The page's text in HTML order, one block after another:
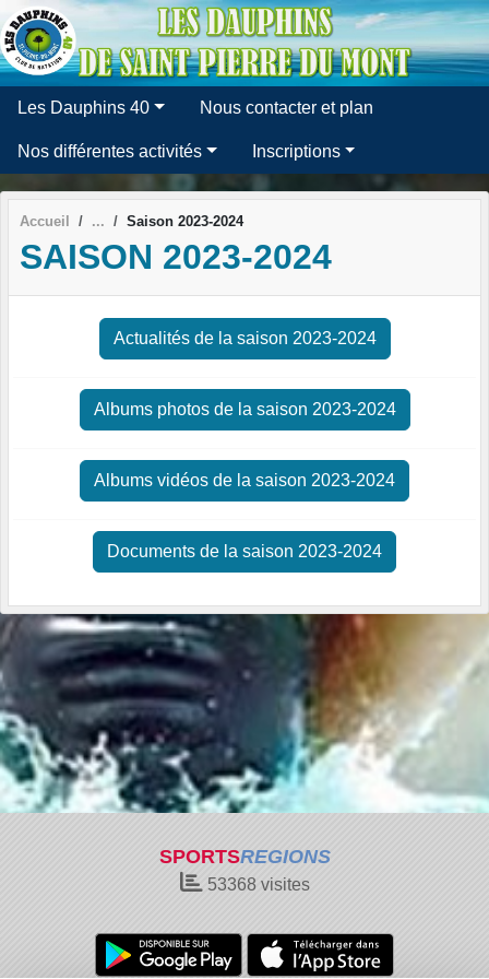
Les Dauphins 40 Nous contacter et plan
Nos différentes activités Inscriptions
Accueil Saison 2023-2024
SAISON 2023-2024
Actualités de la saison 2023-2024
Albums photos de la saison 2023-2024
Albums vidéos de la saison 2023-2024
Documents de la saison 2023-2024
SPORTSREGIONS
53368visites
Panneau de gestion des cookies